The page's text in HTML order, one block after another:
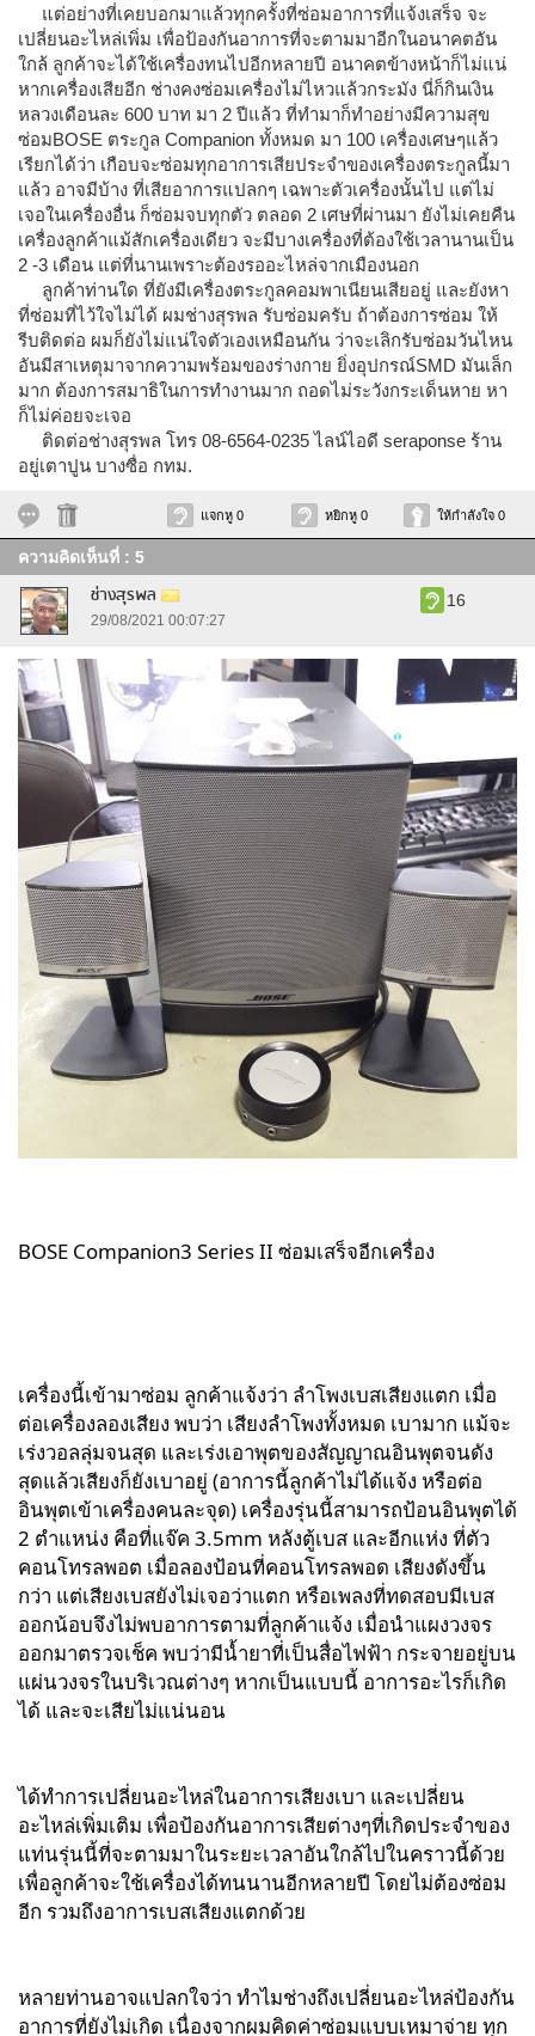
แต่อย่างที่เคยบอกมาแล้วทุกครั้งที่ซ่อมอาการที่แจ้งเสร็จ จะ
เปลี่ยนอะไหล่เพิ่ม เพื่อป้องกันอาการที่จะตามมาอีกในอนาคตอัน
ใกล้ ลูกค้าจะได้ใช้เครื่องทนไปอีกหลายปี อนาคตข้างหน้าก็ไม่แน่
หากเครื่องเสียอีก ช่างคงซ่อมเครื่องไม่ไหวแล้วกระมัง นี่ก็กินเงิน
หลวงเดือนละ 600 บาท มา 2 ปีแล้ว ที่ทำมาก็ทำอย่างมีความสุข
ซ่อมBOSE ตระกูล Companion ทั้งหมด มา 100 เครื่องเศษๆแล้ว
เรียกได้ว่า เกือบจะซ่อมทุกอาการเสียประจำของเครื่องตระกูลนี้มา
แล้ว อาจมีบ้าง ที่เสียอาการแปลกๆ เฉพาะตัวเครื่องนั้นไป แต่ไม่
เจอในเครื่องอื่น ก็ซ่อมจบทุกตัว ตลอด 2 เศษที่ผ่านมา ยังไม่เคยคืน
เครื่องลูกค้าแม้สักเครื่องเดียว จะมีบางเครื่องที่ต้องใช้เวลานานเป็น
2 -3 เดือน แต่ที่นานเพราะต้องรออะไหล่จากเมืองนอก
ลูกค้าท่านใด ที่ยังมีเครื่องตระกูลคอมพาเนียนเสียอยู่ และยังหา
ที่ซ่อมที่ไว้ใจไม่ได้ ผมช่างสุรพล รับซ่อมครับ ถ้าต้องการซ่อม ให้
รีบติดต่อ ผมก็ยังไม่แน่ใจตัวเองเหมือนกัน ว่าจะเลิกรับซ่อมวันไหน
อันมีสาเหตุมาจากความพร้อมของร่างกาย ยิ่งอุปกรณ์SMD มันเล็ก
มาก ต้องการสมาธิในการทำงานมาก ถอดไม่ระวังกระเด็นหาย หา
ก็ไม่ค่อยจะเจอ
ติดต่อช่างสุรพล โทร 08-6564-0235 ไลน์ไอดี seraponse ร้าน
อยู่เตาปูน บางซื่อ กทม.
แจกหู 0 หยิกหู 0 ให้กำลังใจ 0
ความคิดเห็นที่ : 5
ช่างสุรพล
29/08/2021 00:07:27
16
BOSE Companion3 Series II ซ่อมเสร็จอีกเครื่อง
เครื่องนี้เข้ามาซ่อม ลูกค้าแจ้งว่า ลำโพงเบสเสียงแตก เมื่อ
ต่อเครื่องลองเสียง พบว่า เสียงลำโพงทั้งหมด เบามาก แม้จะ
เร่งวอลลุ่มจนสุด และเร่งเอาพุตของสัญญาณอินพุตจนดัง
สุดแล้วเสียงก็ยังเบาอยู่ (อาการนี้ลูกค้าไม่ได้แจ้ง หรือต่อ
อินพุตเข้าเครื่องคนละจุด) เครื่องรุ่นนี้สามารถป้อนอินพุตได้
2 ตำแหน่ง คือที่แจ๊ค 3.5mm หลังตู้เบส และอีกแห่ง ที่ตัว
คอนโทรลพอต เมื่อลองป้อนที่คอนโทรลพอด เสียงดังขึ้น
กว่า แต่เสียงเบสยังไม่เจอว่าแตก หรือเพลงที่ทดสอบมีเบส
ออกน้อบจึงไม่พบอาการตามที่ลูกค้าแจ้ง เมื่อนำแผงวงจร
ออกมาตรวจเช็ค พบว่ามีน้ำยาที่เป็นสื่อไฟฟ้า กระจายอยู่บน
แผ่นวงจรในบริเวณต่างๆ หากเป็นแบบนี้ อาการอะไรก็เกิด
ได้ และจะเสียไม่แน่นอน
ได้ทำการเปลี่ยนอะไหล่ในอาการเสียงเบา และเปลี่ยน
อะไหล่เพิ่มเติม เพื่อป้องกันอาการเสียต่างๆที่เกิดประจำของ
แท่นรุ่นนี้ที่จะตามมาในระยะเวลาอันใกล้ไปในคราวนี้ด้วย
เพื่อลูกค้าจะใช้เครื่องได้ทนนานอีกหลายปี โดยไม่ต้องซ่อม
อีก รวมถึงอาการเบสเสียงแตกด้วย
หลายท่านอาจแปลกใจว่า ทำไมช่างถึงเปลี่ยนอะไหล่ป้องกัน
อาการที่ยังไม่เกิด เนื่องจากผมคิดค่าซ่อมแบบเหมาจ่าย ทุก